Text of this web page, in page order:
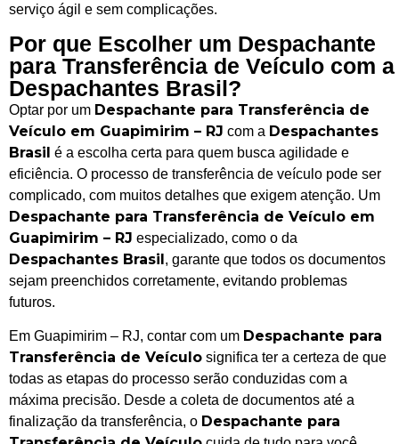
serviço ágil e sem complicações.
Por que Escolher um Despachante
para Transferência de Veículo com a
Despachantes Brasil?
Optar por um Despachante para Transferência de
Veículo em Guapimirim – RJ com a Despachantes
Brasil é a escolha certa para quem busca agilidade e
eficiência. O processo de transferência de veículo pode ser
complicado, com muitos detalhes que exigem atenção. Um
Despachante para Transferência de Veículo em
Guapimirim – RJ especializado, como o da
Despachantes Brasil, garante que todos os documentos
sejam preenchidos corretamente, evitando problemas
futuros.
Em Guapimirim – RJ, contar com um Despachante para
Transferência de Veículo significa ter a certeza de que
todas as etapas do processo serão conduzidas com a
máxima precisão. Desde a coleta de documentos até a
finalização da transferência, o Despachante para